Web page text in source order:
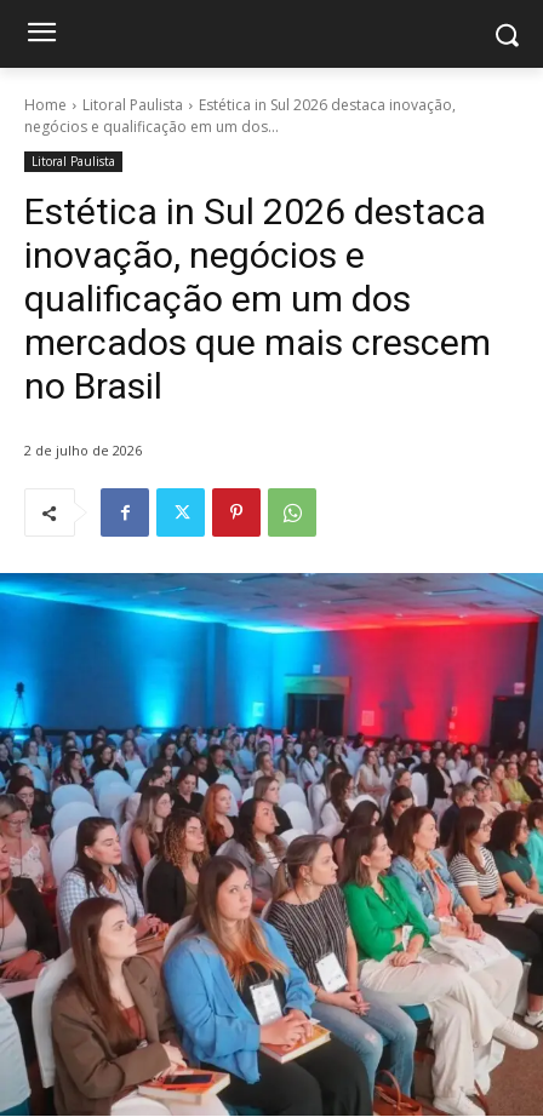
Home Litoral Paulista
Estética in Sul 2026 destaca inovação,
negócios e qualificação em um dos...
Litoral Paulista
Estética in Sul 2026 destaca
inovação, negócios e
qualificação em um dos
mercados que mais crescem
no Brasil
2 de julho de 2026